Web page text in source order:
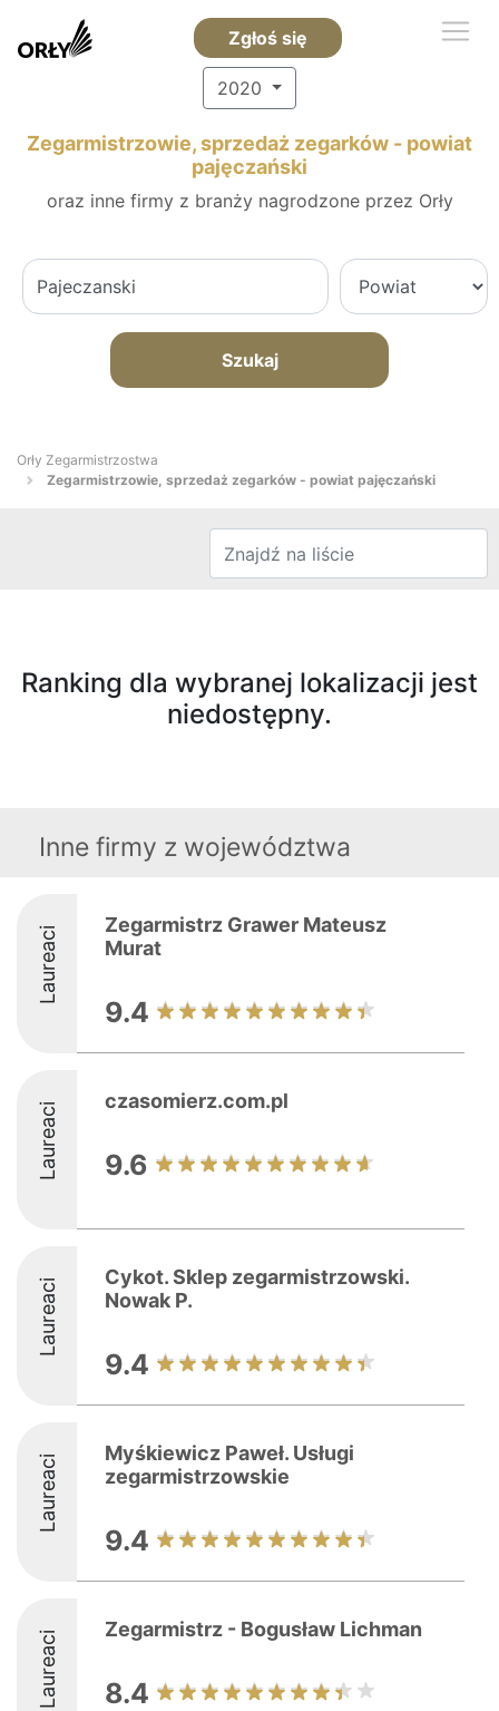
Zgłoś się
2020
Zegarmistrzowie, sprzedaż zegarków - powiat
pajęczański
oraz inne firmy z branży nagrodzone przez Orły
Szukaj
Orły Zegarmistrzostwa
Zegarmistrzowie, sprzedaż zegarków - powiat pajęczański
Ranking dla wybranej lokalizacji jest
niedostępny.
Inne firmy z województwa
Laureaci
Zegarmistrz Grawer Mateusz
Murat
9.4
Laureaci czasomierz.com.pl
9.6
Laureaci
Cykot. Sklep zegarmistrzowski.
Nowak P.
9.4
Laureaci
Myśkiewicz Paweł. Usługi
zegarmistrzowskie
9.4
Laureaci Zegarmistrz - Bogusław Lichman
8.4